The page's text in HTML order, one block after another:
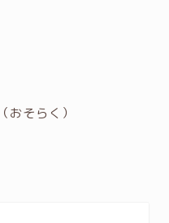
おそらく）